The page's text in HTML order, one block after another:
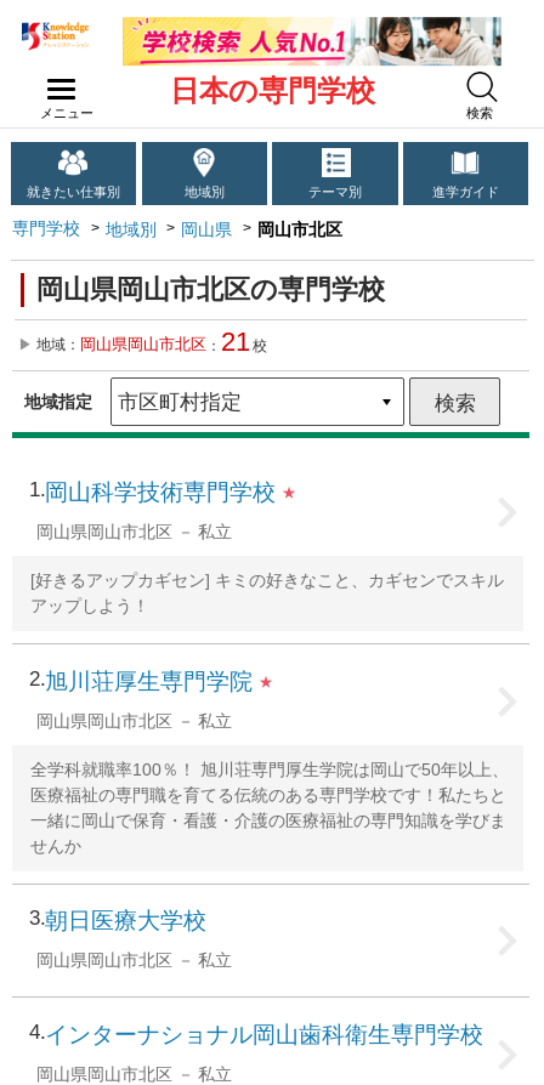
メニュー
日本の専門学校
検索
就きたい仕事別 地域別 テーマ別 進学ガイド
専門学校 地域別 岡山県 岡山市北区
岡山県岡山市北区の専門学校
地域： 岡山県岡山市北区 ： 21校
地域指定
1 岡山科学技術専門学校 ★
岡山県岡山市北区 私立
[好きるアップカギセン] キミの好きなこと、カギセンでスキル
アップしよう！
2 旭川荘厚生専門学院 ★
岡山県岡山市北区 私立
全学科就職率100％！ 旭川荘専門厚生学院は岡山で50年以上、
医療福祉の専門職を育てる伝統のある専門学校です！私たちと
一緒に岡山で保育・看護・介護の医療福祉の専門知識を学びま
せんか
3 朝日医療大学校
岡山県岡山市北区 私立
4 インターナショナル岡山歯科衛生専門学校
岡山県岡山市北区 私立